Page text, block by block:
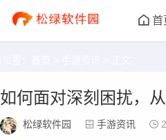
首
如何面对深刻困扰，
松绿软件园 手游资讯